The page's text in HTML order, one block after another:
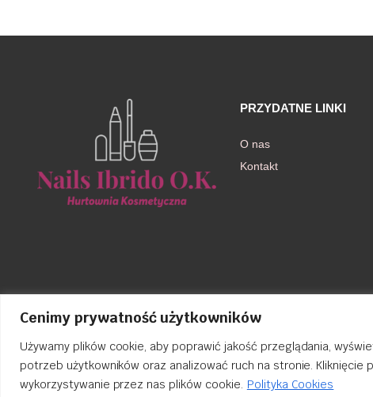
Cenimy prywatność użytkowników
Używamy plików cookie, aby poprawić jakość przeglądania,
potrzeb użytkowników oraz analizować ruch na stronie. Kliknięcie
wykorzystywanie przez nas plików cookie. Polityka Cookies
PRZYDATNE LINKI
O nas
Kontakt